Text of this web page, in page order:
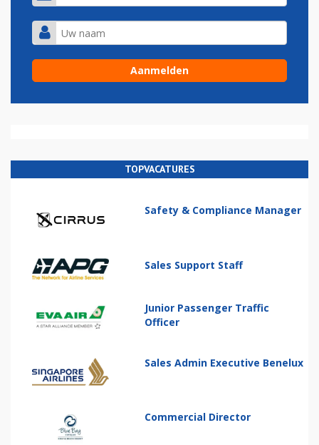
TOPVACATURES
Safety & Compliance Manager
Sales Support Staff
Junior Passenger Traffic
Officer
Sales Admin Executive Benelux
Commercial Director